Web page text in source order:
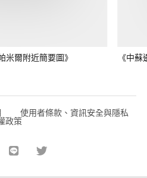
米爾附近簡要圖》 《中
使用者條款、資訊安全與隱私
政策